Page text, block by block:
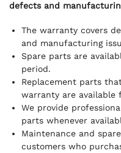
defects and
The warranty covers
and manufacturing
Spare parts are
period.
Replacement parts
warranty are available
We provide
parts whenever
Maintenance and
customers who